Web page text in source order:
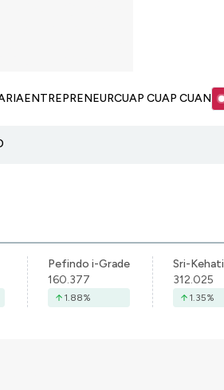
ENTREPRENEURCUAP CUAP CUAN
Pefindo i-Grade
160.377
1.88%
Sri-Kehati
312.025
1.35%